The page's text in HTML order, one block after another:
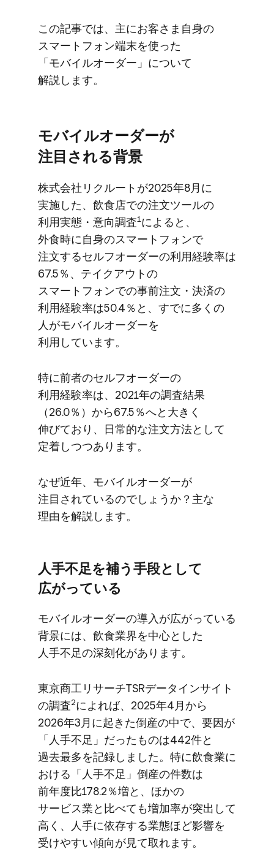
この​記事では、​主に​お客さま自身の​
スマートフォン端末を​使った​
「モバイルオーダー」に​ついて​
解説します。
モバイルオーダーが​
注目される​背景
株式会社リクルートが​2025年8月に​
実施した、​飲食店での​注文ツールの​
利用実態・意向調査1 に​よると、​
外食時に​自身の​スマートフォンで​
注文する​セルフオーダーの​利用経験率は​
67.5％、​テイクアウトの​
スマートフォンでの​事前注文・決済の​
利用経験率は​50.4％と、​すでに​多くの​
人が​モバイルオーダーを​
利用しています。
特に​前者の​セルフオーダーの​
利用経験率は、​2021年の​調査結果​
（26.0％）から​67.5％へと​大きく​
伸びており、​日常的な​注文方​法と​して​
定着しつつあります。
なぜ​近年、​モバイルオーダーが​
注目されているのでしょうか？​主な​
理由を​解説します。
人手不足を​補う​手段と​して​
広がっている
モバイルオーダーの​導入が​広がっている​
背景には、​飲食業界を​中心とした​
人手不足の​深刻化が​あります。
東京商工リサーチTSRデータインサイト
の​調査2に​よれば、​2025年4月から​
2026年3月に​起きた​倒産の​中で、​要因が​
「人手不足」だった​ものは​442件と​
過去最多を​記録しました。​特に​飲食業に​
おける​「人手不足」​倒産の​件数は​
前年度比178.2％増と、​ほかの​
サービス業と​比べても​増加率が​突出して​
高く、​人手に​依存する​業態ほど​影響を​
受けやすい​傾向が​見て​取れます。